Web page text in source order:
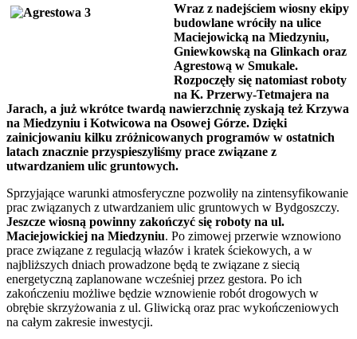
Wraz z nadejściem wiosny ekipy
budowlane wróciły na ulice
Maciejowicką na Miedzyniu,
Gniewkowską na Glinkach oraz
Agrestową w Smukale.
Rozpoczęły się natomiast roboty
na K. Przerwy-Tetmajera na
Jarach, a już wkrótce twardą nawierzchnię zyskają też Krzywa
na Miedzyniu i Kotwicowa na Osowej Górze. Dzięki
zainicjowaniu kilku zróżnicowanych programów w ostatnich
latach znacznie przyspieszyliśmy prace związane z
utwardzaniem ulic gruntowych.
Sprzyjające warunki atmosferyczne pozwoliły na zintensyfikowanie
prac związanych z utwardzaniem ulic gruntowych w Bydgoszczy.
Jeszcze wiosną powinny zakończyć się roboty na ul.
Maciejowickiej na Miedzyniu. Po zimowej przerwie wznowiono
prace związane z regulacją włazów i kratek ściekowych, a w
najbliższych dniach prowadzone będą te związane z siecią
energetyczną zaplanowane wcześniej przez gestora. Po ich
zakończeniu możliwe będzie wznowienie robót drogowych w
obrębie skrzyżowania z ul. Gliwicką oraz prac wykończeniowych
na całym zakresie inwestycji.